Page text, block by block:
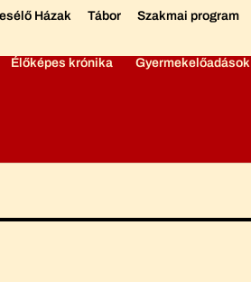
Házak Tábor Szakmai program
Élőképes krónika Gyermekelőadások